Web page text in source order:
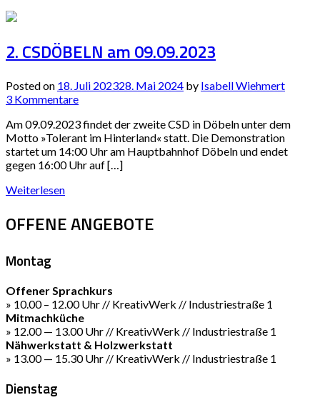
2. CSDÖBELN am 09.09.2023
Posted on 18. Juli 202328. Mai 2024 by Isabell Wiehmert
3 Kommentare
Am 09.09.2023 findet der zweite CSD in Döbeln unter dem
Motto »Tolerant im Hinterland« statt. Die Demonstration
startet um 14:00 Uhr am Hauptbahnhof Döbeln und endet
gegen 16:00 Uhr auf […]
Weiterlesen
OFFENE ANGEBOTE
Montag
Offener Sprachkurs
» 10.00 – 12.00 Uhr // KreativWerk // Industriestraße 1
Mitmachküche
» 12.00 — 13.00 Uhr // KreativWerk // Industriestraße 1
Nähwerkstatt & Holzwerkstatt
» 13.00 — 15.30 Uhr // KreativWerk // Industriestraße 1
Dienstag